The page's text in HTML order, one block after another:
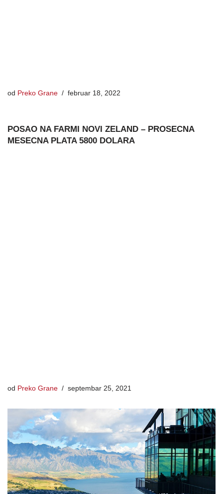
od Preko Grane februar 18, 2022
POSAO NA FARMI NOVI ZELAND – PROSECNA
MESECNA PLATA 5800 DOLARA
od Preko Grane septembar 25, 2021